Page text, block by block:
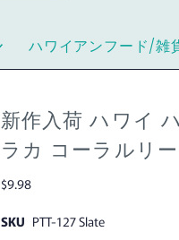
ハワイアンフード/雑
新作入荷 ハワイ
ラカ コーラルリ
$9.98
SKU PTT-127 Slate